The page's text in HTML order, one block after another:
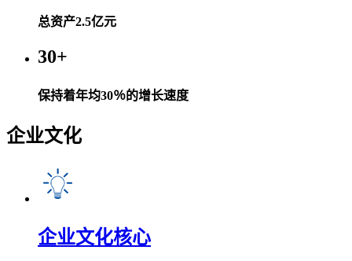
总资产2.5亿元
30+
保持着年均30％的增长速度
企业文化
企业文化核心